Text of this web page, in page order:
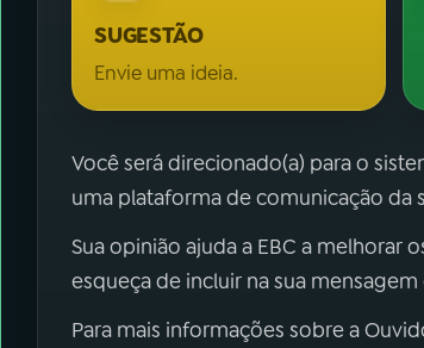
SUGESTÃO
Envie uma ideia.
Você será direcionado(a) para o
uma plataforma de comunicação da
Sua opinião ajuda a EBC a melhorar
esqueça de incluir na sua
Para mais informações sobre a